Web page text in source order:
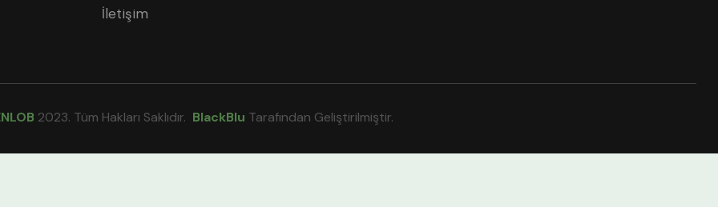
İletişim
2023. Tüm Hakları Saklıdır. BlackBlu Tarafından Geliştirilmiştir.